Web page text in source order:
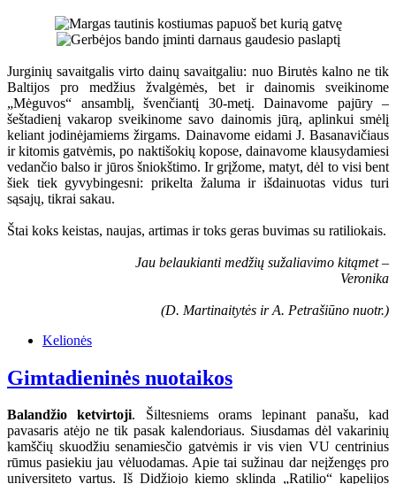
Jurginių savaitgalis virto dainų savaitgaliu: nuo Birutės kalno ne tik
Baltijos pro medžius žvalgėmės, bet ir dainomis sveikinome
„Mėguvos“ ansamblį, švenčiantį 30-metį. Dainavome pajūry –
šeštadienį vakarop sveikinome savo dainomis jūrą, aplinkui smėlį
keliant jodinėjamiems žirgams. Dainavome eidami J. Basanavičiaus
ir kitomis gatvėmis, po naktišokių kopose, dainavome klausydamiesi
vedančio balso ir jūros šniokštimo. Ir grįžome, matyt, dėl to visi bent
šiek tiek gyvybingesni: prikelta žaluma ir išdainuotas vidus turi
sąsajų, tikrai sakau.
Štai koks keistas, naujas, artimas ir toks geras buvimas su ratiliokais.
Jau belaukianti medžių sužaliavimo kitąmet –
Veronika
(D. Martinaitytės ir A. Petrašiūno nuotr.)
Kelionės
Gimtadieninės nuotaikos
Balandžio ketvirtoji. Šiltesniems orams lepinant panašu, kad
pavasaris atėjo ne tik pasak kalendoriaus. Siusdamas dėl vakarinių
kamščių skuodžiu senamiesčio gatvėmis ir vis vien VU centrinius
rūmus pasiekiu jau vėluodamas. Apie tai sužinau dar neįžengęs pro
universiteto vartus. Iš Didžiojo kiemo sklinda „Ratilio“ kapelijos